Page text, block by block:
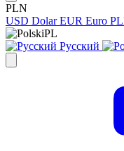
PLN
USD Dolar EUR Euro
PL
Русский